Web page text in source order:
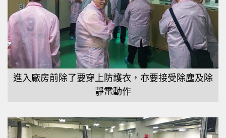
進入廠房前除了要穿上防護衣，亦要接受除塵及除
靜電動作